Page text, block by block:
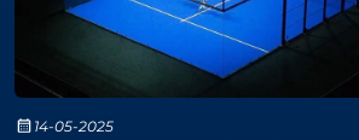
14-05-2025